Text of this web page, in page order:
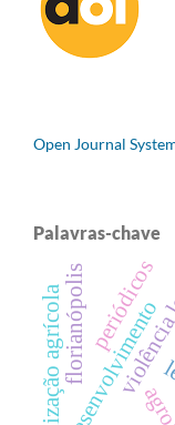
Open Journal
Palavras-chave
desenvolvimento
periódicos
florianópolis